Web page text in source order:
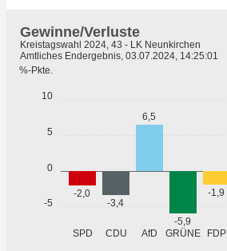
-5
0
5
10
%-Pkte.
SPD CDU AfD GRÜNE FDP
-2,0
-3,4
6,5
-5,9
-1,9
Gewinne/Verluste
Kreistagswahl 2024, 43 - LK Neunkirchen
Amtliches Endergebnis, 03.07.2024, 14:25:01